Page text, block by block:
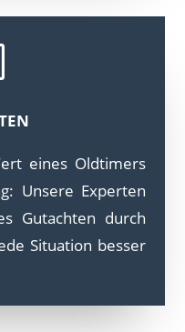
eines Oldtimers
Unsere Experten
Gutachten durch
Situation besser